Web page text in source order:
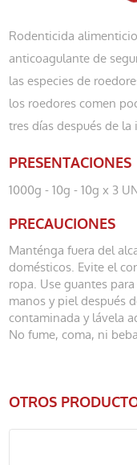
Rodenticida
anticoagulante de
las especies de
los roedores comen
tres días después de
PRESENTACIONES
1000g - 10g - 10g x 3
PRECAUCIONES
Manténga fuera del
domésticos. Evite el
ropa. Use guantes
manos y piel después
contaminada y lávela
No fume, coma, ni
OTROS